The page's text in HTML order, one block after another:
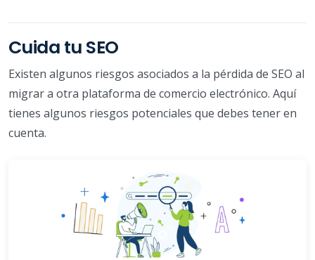
Cuida tu SEO
Existen algunos riesgos asociados a la pérdida de SEO al
migrar a otra plataforma de comercio electrónico. Aquí
tienes algunos riesgos potenciales que debes tener en
cuenta.